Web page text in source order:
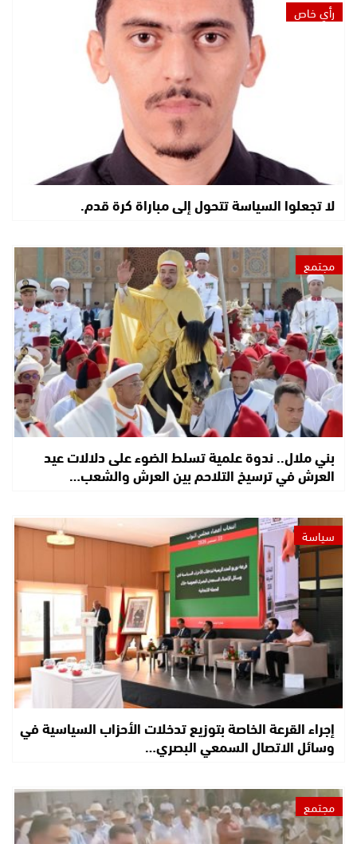
رأي خاص
لا تجعلوا السياسة تتحول إلى مباراة كرة قدم.
مجتمع
بني ملال.. ندوة علمية تسلط الضوء على دلالات عيد
العرش في ترسيخ التلاحم بين العرش والشعب…
سياسة
إجراء القرعة الخاصة بتوزيع تدخلات الأحزاب السياسية في
وسائل الاتصال السمعي البصري…
مجتمع